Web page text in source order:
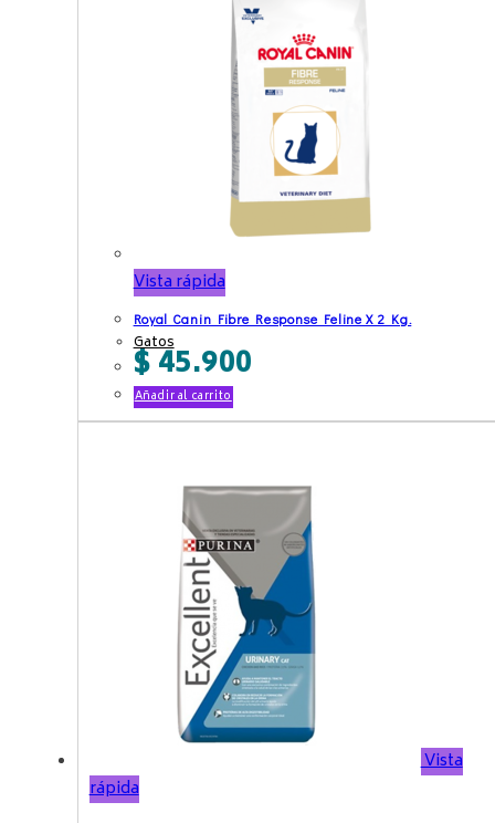
Vista rápida
Royal Canin Fibre Response Feline X 2 Kg.
Gatos
$45.900
Añadir al carrito
Vista
rápida